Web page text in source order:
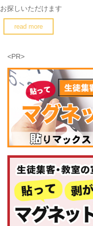
お探しいただけます
read more
<PR>